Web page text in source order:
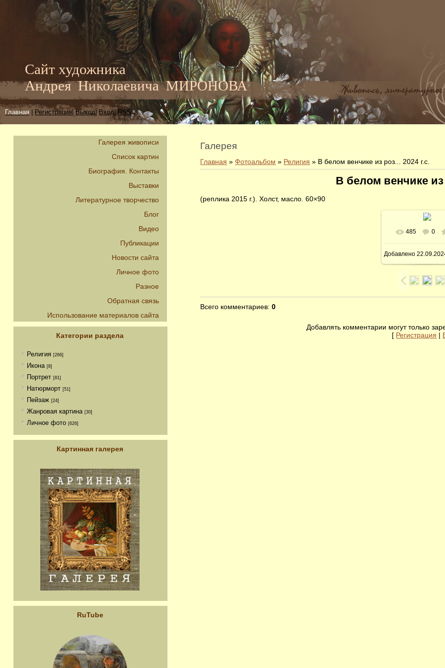
Сайт художника
Андрея Николаевича МИРОНОВА
Главная Регистрация| Выход |Вход| RSS
Галерея живописи
Список картин
Биография. Контакты
Выставки
Литературное творчество
Блог
Видео
Публикации
Новости сайта
Личное фото
Разное
Обратная связь
Использование материалов сайта
Категории раздела
Религия [266]
Икона [8]
Портрет [81]
Натюрморт [51]
Пейзаж [24]
Жанровая картина [30]
Личное фото [626]
Картинная галерея
RuTube
Галерея
Главная »Фотоальбом » Религия » В белом венчике из роз... 2024 г.с.
В белом венчике из
(реплика 2015 г.). Холст, масло. 60×90
В реальном
2000x1333/
485 0
Добавлено
Всего комментариев:0
Добавлять комментарии могут только
[ Регистрация |